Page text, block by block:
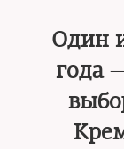
Один
года